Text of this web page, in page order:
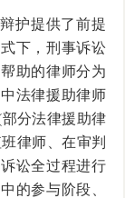
护提供了前提
下，刑事诉讼
助的律师分为
法律援助律师
分法律援助律
律师、在审判
讼全过程进行
的参与阶段、